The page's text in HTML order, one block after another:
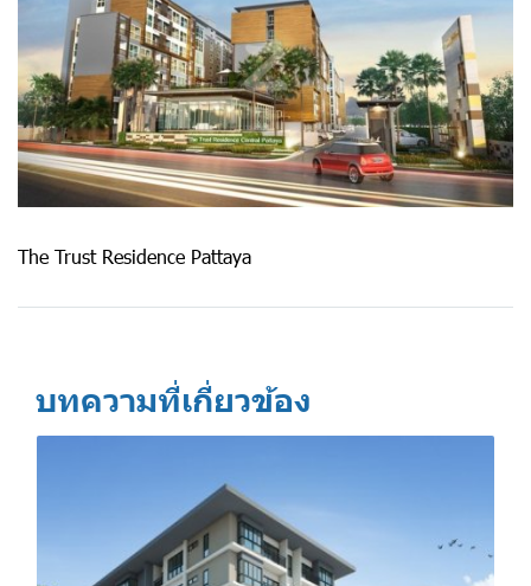
The Trust Residence Pattaya
บทความที่เกี่ยวข้อง